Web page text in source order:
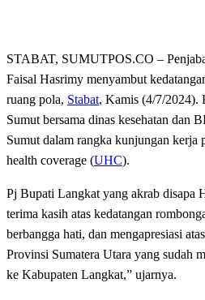
STABAT, SUMUTPOS.CO –
Faisal Hasrimy menyambut
ruang pola, Stabat, Kamis (4/7/2024).
Sumut bersama dinas kesehatan dan
Sumut dalam rangka kunjungan kerja
health coverage (UHC).
Pj Bupati Langkat yang akrab disapa
terima kasih atas kedatangan
berbangga hati, dan mengapresiasi
Provinsi Sumatera Utara yang sudah
ke Kabupaten Langkat,” ujarnya.